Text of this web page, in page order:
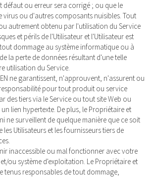
défaut ou erreur sera corrigé ; ou que le
virus ou d'autres composants nuisibles. Tout
autrement obtenu par l'utilisation du Service
et périls de l'Utilisateur et l'Utilisateur est
dommage au système informatique ou à
la perte de données résultant d'une telle
utilisation du Service.
ne garantissent, n'approuvent, n'assurent ou
pour tout produit ou service
des tiers via le Service ou tout site Web ou
lien hypertexte. De plus, le Propriétaire et
ne surveillent de quelque manière que ce soit
les Utilisateurs et les fournisseurs tiers de
inaccessible ou mal fonctionner avec votre
ou système d'exploitation. Le Propriétaire et
tenus responsables de tout dommage,